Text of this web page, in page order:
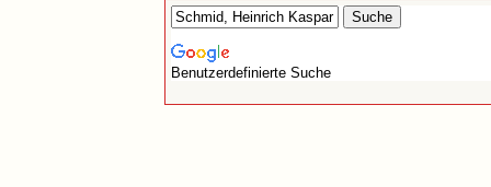
Benutzerdefinierte Suche